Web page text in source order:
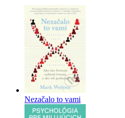
Nezačalo to vami